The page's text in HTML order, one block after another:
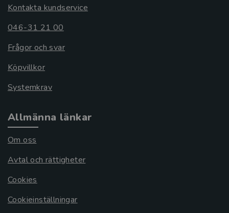
Kontakta kundservice
046-31 21 00
Frågor och svar
Köpvillkor
Systemkrav
Allmänna länkar
Om oss
Avtal och rättigheter
Cookies
Cookieinställningar